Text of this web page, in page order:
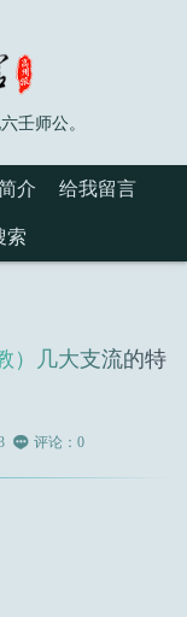
壬师公。
介 给我留言
索
）几大支流的特
 评论：0